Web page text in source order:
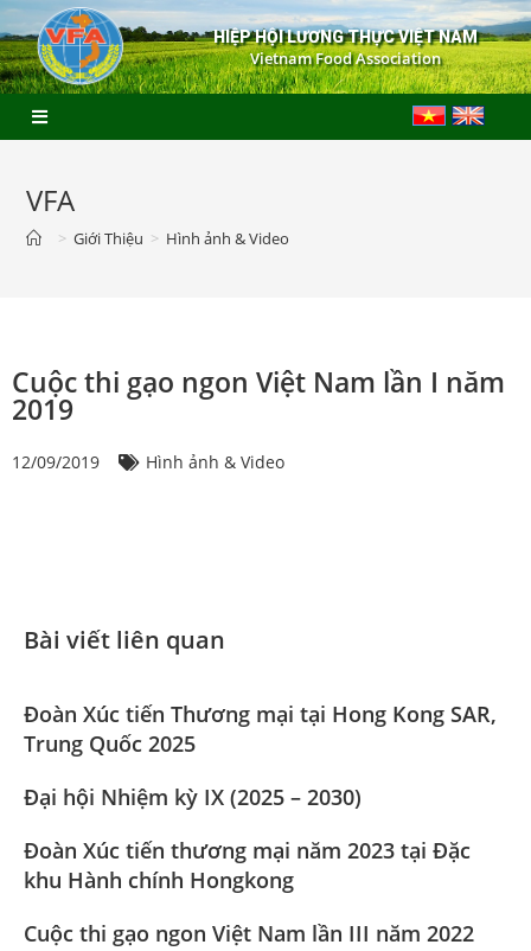
HIỆP HỘI LƯƠNG THỰC VIỆT NAM
Vietnam Food Association
VFA
> Giới Thiệu > Hình ảnh & Video
Cuộc thi gạo ngon Việt Nam lần I năm
2019
12/09/2019 Hình ảnh & Video
Bài viết liên quan
Đoàn Xúc tiến Thương mại tại Hong Kong SAR,
Trung Quốc 2025
Đại hội Nhiệm kỳ IX (2025 – 2030)
Đoàn Xúc tiến thương mại năm 2023 tại Đặc
khu Hành chính Hongkong
Cuộc thi gạo ngon Việt Nam lần III năm 2022